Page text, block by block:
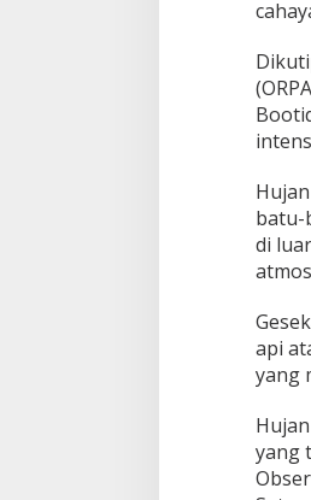
batu-
di
api
yang
yang